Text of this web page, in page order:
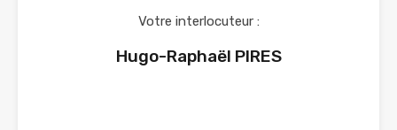
Votre interlocuteur :
Hugo-Raphaël PIRES